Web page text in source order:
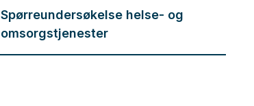
Spørreundersøkelse helse- og
omsorgstjenester